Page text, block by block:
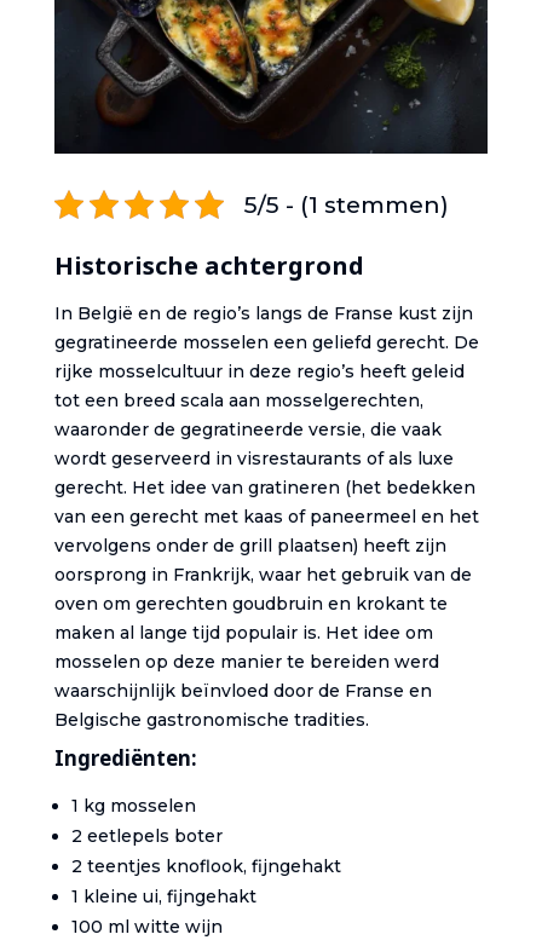
5/5 - (1 stemmen)
Historische achtergrond
In België en de regio’s langs de Franse kust zijn
gegratineerde mosselen een geliefd gerecht. De
rijke mosselcultuur in deze regio’s heeft geleid
tot een breed scala aan mosselgerechten,
waaronder de gegratineerde versie, die vaak
wordt geserveerd in visrestaurants of als luxe
gerecht. Het idee van gratineren (het bedekken
van een gerecht met kaas of paneermeel en het
vervolgens onder de grill plaatsen) heeft zijn
oorsprong in Frankrijk, waar het gebruik van de
oven om gerechten goudbruin en krokant te
maken al lange tijd populair is. Het idee om
mosselen op deze manier te bereiden werd
waarschijnlijk beïnvloed door de Franse en
Belgische gastronomische tradities.
Ingrediënten:
1 kg mosselen
2 eetlepels boter
2 teentjes knoflook, fijngehakt
1 kleine ui, fijngehakt
100 ml witte wijn